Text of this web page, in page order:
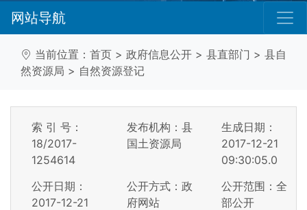
网站导航
当前位置： 首页 > 政府信息公开 > 县直部门 > 县自
然资源局 > 自然资源登记
索 引 号：
18/2017-
1254614
发布机构：县
国土资源局
生成日期：
2017-12-21
09:30:05.0
公开日期：
2017-12-21
公开方式：政
府网站
公开范围：全
部公开